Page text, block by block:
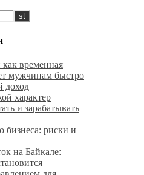
временная
мужчинам быстро
доход
характер
и зарабатывать
бизнеса: риски и
на Байкале: